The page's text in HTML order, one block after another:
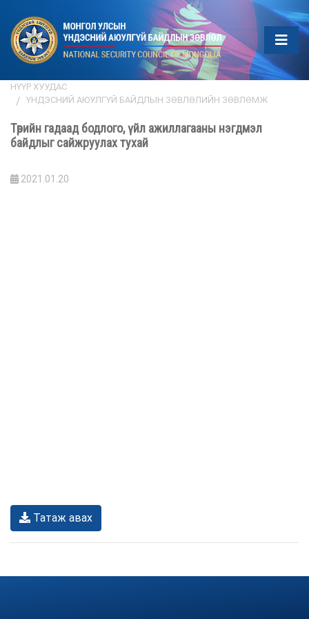
НҮҮР ХУУДАС
ҮНДЭСНИЙ АЮУЛГҮЙ БАЙДЛЫН ЗӨВЛӨЛИЙН ЗӨВЛӨМЖ
Төрийн гадаад бодлого, үйл ажиллагааны нэгдмэл
байдлыг сайжруулах тухай
2021.01.20
Татаж авах